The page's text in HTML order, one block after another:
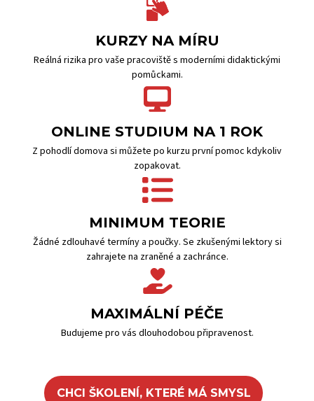
KURZY NA MÍRU
Reálná rizika pro vaše pracoviště s moderními didaktickými
pomůckami.
ONLINE STUDIUM NA 1 ROK
Z pohodlí domova si můžete po kurzu první pomoc kdykoliv
zopakovat.
MINIMUM TEORIE
Žádné zdlouhavé termíny a poučky. Se zkušenými lektory si
zahrajete na zraněné a zachránce.
MAXIMÁLNÍ PÉČE
Budujeme pro vás dlouhodobou připravenost.
CHCI ŠKOLENÍ, KTERÉ MÁ SMYSL